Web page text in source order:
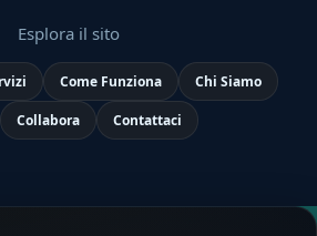
Esplora il sito
Come Funziona Chi Siamo
Collabora Contattaci